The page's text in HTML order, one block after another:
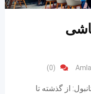
(0)
از گذشته تا